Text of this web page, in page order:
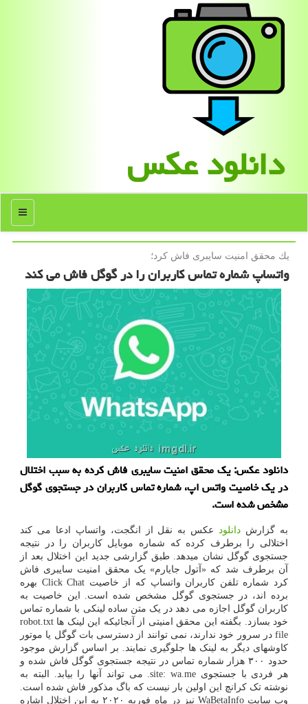
دانلود عكس
منو
یك محقق امنیت سایبری فاش كرد؛
واتساپ شماره تماس كاربران را در گوگل فاش می كند
دانلود عكس: یك محقق امنیت سایبری فاش كرده به سبب اختلال
در یك خاصیت واتس اپ، شماره تماس كاربران در جستجوی گوگل
مشخص شده است.
به گزارش دانلودعکس به نقل از انگجت، واتساپ ادعا می کند
اختلالی را برطرف کرده که شماره موبایل کاربران را در نتیجه
جستجوی گوگل نشان میدهد. طبق گزارشی جدید این اختلال بعد از
آن برطرف شد که «آتول جایارم» یک محقق امنیت سایبری فاش
کرد شماره تلفن کاربران واتساپ که از خاصیت Click Chat بهره
برده اند، در جستجوی گوگل مشخص شده است. این خاصیت به
کاربران گوگل اجازه می دهد در یک متن ساده لینکی با شماره تماس
خود بسازد. بگفته این محقق امنیتی از آنجائیکه این لینک ها robot.txt
file در سرور خود ندارند، نمی توانند از دسترسی بات گوگل یا موتور
کاوشهای دیگر به لینک ها جلوگیری نمایند. بر اساس گزارش موجود
حدود ۳۰۰ هزار شماره تماس در نتیجه جستجوی گوگل فاش شده و
هر فردی با جستجوی site: wa.me. می تواند آنها را بیابد. البته به
نوشته تک کرانچ این اولین بار نیست که باگ مذکور فاش شده است.
وب سایت WaBetaInfo نیز در ماه فوریه ۲۰۲۰ به این اختلال اشاره